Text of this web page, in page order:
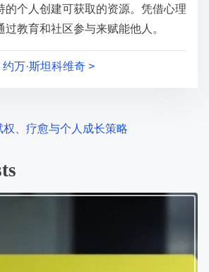
的个人创建可获取的资源。凭借心理
教育和社区参与来赋能他人。
万·斯坦科维奇 >
、疗愈与个人成长策略